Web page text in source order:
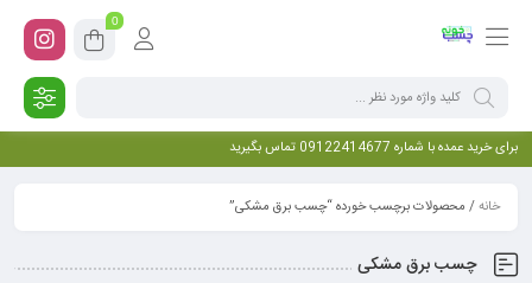
0
برای خرید عمده با شماره 09122414677 تماس بگیرید
خانه/ محصولات برچسب خورده “چسب برق مشکی”
چسب برق مشکی